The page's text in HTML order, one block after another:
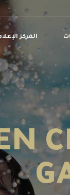
المركز